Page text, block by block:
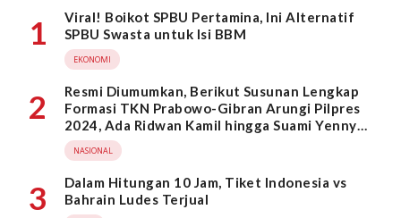
1
Viral! Boikot SPBU Pertamina, Ini Alternatif
SPBU Swasta untuk Isi BBM
EKONOMI
2
Resmi Diumumkan, Berikut Susunan Lengkap
Formasi TKN Prabowo-Gibran Arungi Pilpres
2024, Ada Ridwan Kamil hingga Suami Yenny
Wahid
NASIONAL
3
Dalam Hitungan 10 Jam, Tiket Indonesia vs
Bahrain Ludes Terjual